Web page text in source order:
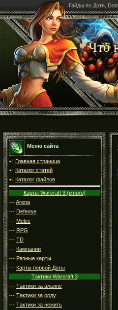
Гайды по Доте,
Что
Меню сайта
Главная страница
Каталог статей
Каталог файлов
Карты Warcraft 3 (много)
---Arena
--- Defense
--- Melee
--- RPG
--- TD
--- Кампании
--- Разные карты
--- Карты первой Доты
Тактики Warcraft 3
--- Тактики за альянс
--- Тактики за орду
--- Тактики за нежить